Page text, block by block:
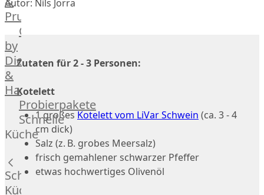
Gans
Kalb
Lamm
Nordsee
Lamm
Französisches
Lamm
Donald
Russell
Lamm
Bison
Kaninchen
Wild
Geflügel
Prunier
Caviar
by
Dieckmann
&
Hansen
Probierpakete
Schnelle
Küche
Schnelle
Küche
Autor: Nils Jorra
Zutaten für 2 - 3 Personen:
Kotelett
1 großesKotelett vom LiVar Schwein (ca. 3 - 4
cm dick)
Salz (z. B. grobes Meersalz)
frisch gemahlener schwarzer Pfeffer
etwas hochwertiges Olivenöl